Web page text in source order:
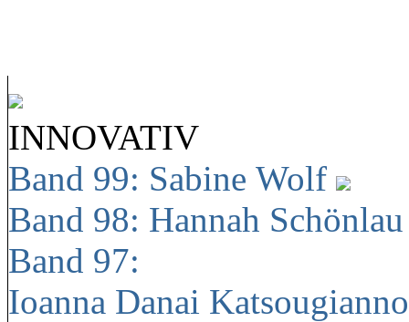
INNOVATIV
Band 99: Sabine Wolf
Band 98: Hannah
Band 97:
Ioanna Danai